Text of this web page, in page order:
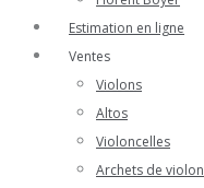
Estimation en ligne
Ventes
Violons
Altos
Violoncelles
Archets de violon